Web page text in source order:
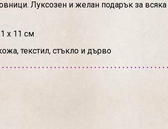
Луксозен и желан подарък за
х 11 см
текстил, стъкло и дърво